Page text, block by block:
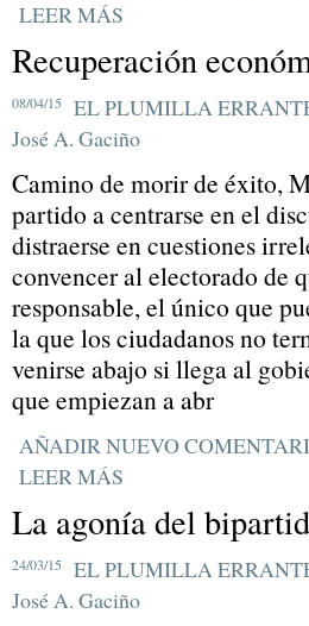
LEER MÁS
Recuperación
08/04/15
EL PLUMILLA
José A. Gaciño
Camino de morir de éxito,
partido a centrarse en el
distraerse en cuestiones
convencer al electorado de
responsable, el único que
la que los ciudadanos no
venirse abajo si llega al
que empiezan a abr
AÑADIR NUEVO
LEER MÁS
La agonía del
24/03/15
EL PLUMILLA
José A. Gaciño